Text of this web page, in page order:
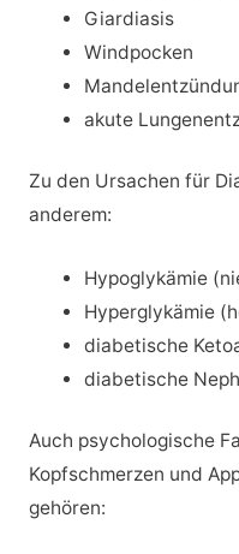
Giardiasis
Windpocken
akute
Zu den Ursachen für
anderem:
Hypoglykämie
Hyperglykämie
diabetische
diabetische
Auch psychologische
Kopfschmerzen und
gehören: